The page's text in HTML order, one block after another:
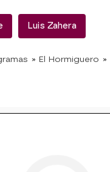
Luis Zahera
» El Hormiguero »